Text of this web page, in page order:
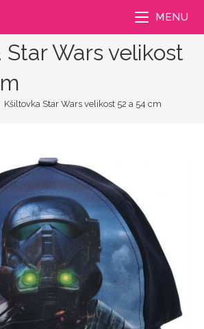
MENU
Star Wars velikost
Kšiltovka Star Wars velikost 52 a 54 cm